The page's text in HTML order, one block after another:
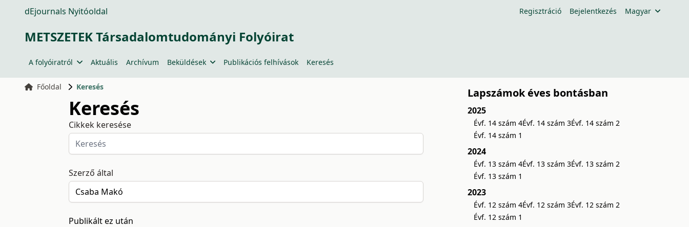
dEjournals Nyitóoldal Regisztráció Bejelentkezés Magyar
METSZETEK Társadalomtudományi Folyóirat
A folyóiratról Aktuális Archívum Beküldések Publikációs felhívások Keresés
Főoldal Keresés
Keresés
Cikkek keresése
Szerző által
Publikált ez után
Lapszámok éves bontásban
2025
Évf. 14 szám 4Évf. 14 szám 3Évf. 14 szám 2
Évf. 14 szám 1
2024
Évf. 13 szám 4Évf. 13 szám 3Évf. 13 szám 2
Évf. 13 szám 1
2023
Évf. 12 szám 4Évf. 12 szám 3Évf. 12 szám 2
Évf. 12 szám 1